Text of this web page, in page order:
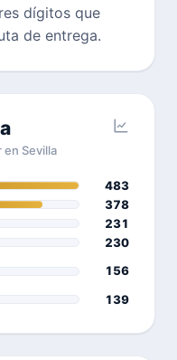
dígitos que
de entrega.
Sevilla
483
378
231
230
156
139